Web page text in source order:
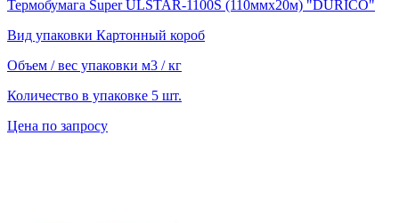
Термобумага Super ULSTAR-1100S (110ммх20м) "DURICO"
Вид упаковки Картонный короб
Объем / вес упаковки м3 / кг
Количество в упаковке 5 шт.
Цена по запросу